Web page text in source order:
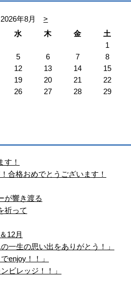
2026年8月
>
水 木 金
土
1
5 6 7
8
12 13 14
15
19 20 21
22
26 27 28
29
す！
合格おめでとうございます！
が響き渡る
祈って
12月
一生の思い出をありがとう！」
enjoy！！」
ビレッジ！！」